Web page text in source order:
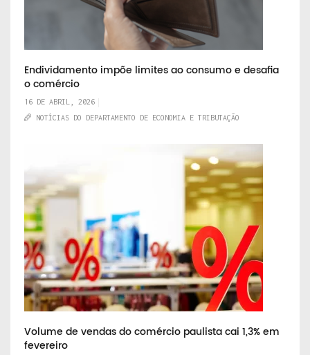
Endividamento impõe limites ao consumo e desafia
o comércio
16 DE ABRIL, 2026
NOTÍCIAS DO DEPARTAMENTO DE ECONOMIA E TRIBUTAÇÃO
Volume de vendas do comércio paulista cai 1,3% em
fevereiro